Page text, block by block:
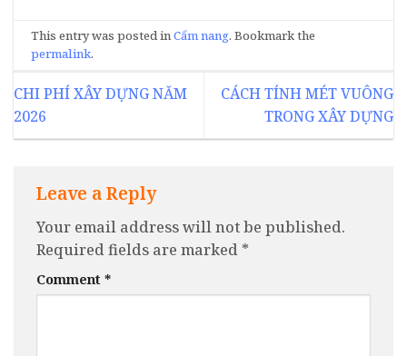
This entry was posted inCẩm nang. Bookmark the
permalink.
CHI PHÍ XÂY DỰNG NĂM
2026
CÁCH TÍNH MÉT VUÔNG
TRONG XÂY DỰNG
Leave a Reply
Your email address will not be published.
Required fields are marked *
Comment *